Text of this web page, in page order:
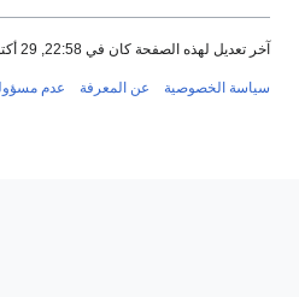
آخر تعديل لهذه الصفحة كان في 22:58, 29 أكتوبر 2013.
سياسة الخصوصية عن المعرفة عدم